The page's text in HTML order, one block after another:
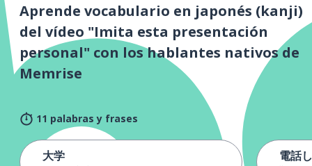
Aprende vocabulario en japonés (kanji)
del vídeo "Imita esta presentación
personal" con los hablantes nativos de
Memrise
11 palabras y frases
大学 電話